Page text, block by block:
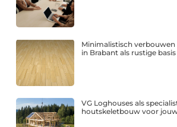
Minimalistisch
in Brabant als rustige basis
VG Loghouses als
houtskeletbouw voor